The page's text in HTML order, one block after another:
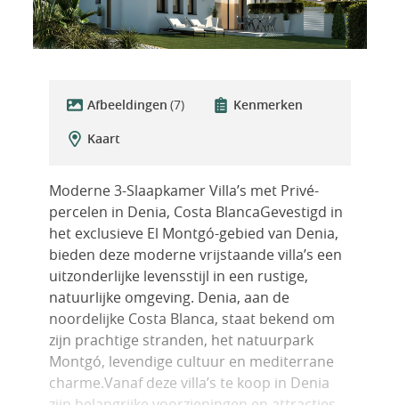
Afbeeldingen (7)
Kenmerken
Kaart
Moderne 3-Slaapkamer Villa’s met Privé-
percelen in Denia, Costa BlancaGevestigd in
het exclusieve El Montgó-gebied van Denia,
bieden deze moderne vrijstaande villa’s een
uitzonderlijke levensstijl in een rustige,
natuurlijke omgeving. Denia, aan de
noordelijke Costa Blanca, staat bekend om
zijn prachtige stranden, het natuurpark
Montgó, levendige cultuur en mediterrane
charme.Vanaf deze villa’s te koop in Denia